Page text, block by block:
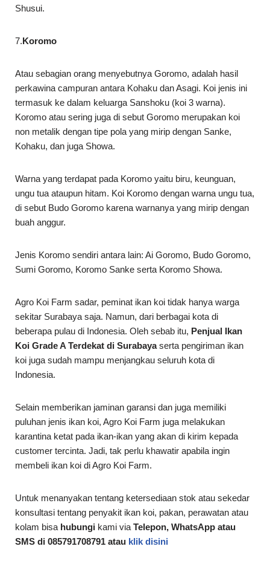
Shusui.
7.Koromo
Atau sebagian orang menyebutnya Goromo, adalah hasil
perkawina campuran antara Kohaku dan Asagi. Koi jenis ini
termasuk ke dalam keluarga Sanshoku (koi 3 warna).
Koromo atau sering juga di sebut Goromo merupakan koi
non metalik dengan tipe pola yang mirip dengan Sanke,
Kohaku, dan juga Showa.
Warna yang terdapat pada Koromo yaitu biru, keunguan,
ungu tua ataupun hitam. Koi Koromo dengan warna ungu tua,
di sebut Budo Goromo karena warnanya yang mirip dengan
buah anggur.
Jenis Koromo sendiri antara lain: Ai Goromo, Budo Goromo,
Sumi Goromo, Koromo Sanke serta Koromo Showa.
Agro Koi Farm sadar, peminat ikan koi tidak hanya warga
sekitar Surabaya saja. Namun, dari berbagai kota di
beberapa pulau di Indonesia. Oleh sebab itu, Penjual Ikan
Koi Grade A Terdekat di Surabayaserta pengiriman ikan
koi juga sudah mampu menjangkau seluruh kota di
Indonesia.
Selain memberikan jaminan garansi dan juga memiliki
puluhan jenis ikan koi, Agro Koi Farm juga melakukan
karantina ketat pada ikan-ikan yang akan di kirim kepada
customer tercinta. Jadi, tak perlu khawatir apabila ingin
membeli ikan koi di Agro Koi Farm.
Untuk menanyakan tentang ketersediaan stok atau sekedar
konsultasi tentang penyakit ikan koi, pakan, perawatan atau
kolam bisa hubungi kami viaTelepon, WhatsApp atau
SMS di 085791708791 atau klik disini